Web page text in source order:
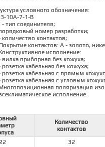
условного обозначения:
10А-7-1-В
- тип соединителя;
номер разработки;
количество контактов;
контактов: А - золото,
исполнение:
вилка приборная без кожуха;
розетка кабельная без кожуха;
розетка кабельная с прямым
розетка кабельная с угловым
поляризация
исполнение.
Количество
контактов
32